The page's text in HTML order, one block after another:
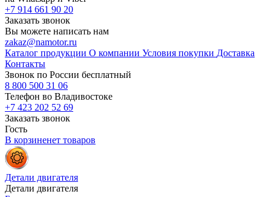
+7 914 661 90 20
Заказать звонок
Вы можете написать нам
zakaz@namotor.ru
Каталог продукции О компании Условия покупки Доставка
Контакты
Звонок по России бесплатный
8 800 500 31 06
Телефон во Владивостоке
+7 423 202 52 69
Заказать звонок
Гость
В корзиненет товаров
Детали двигателя
Детали двигателя